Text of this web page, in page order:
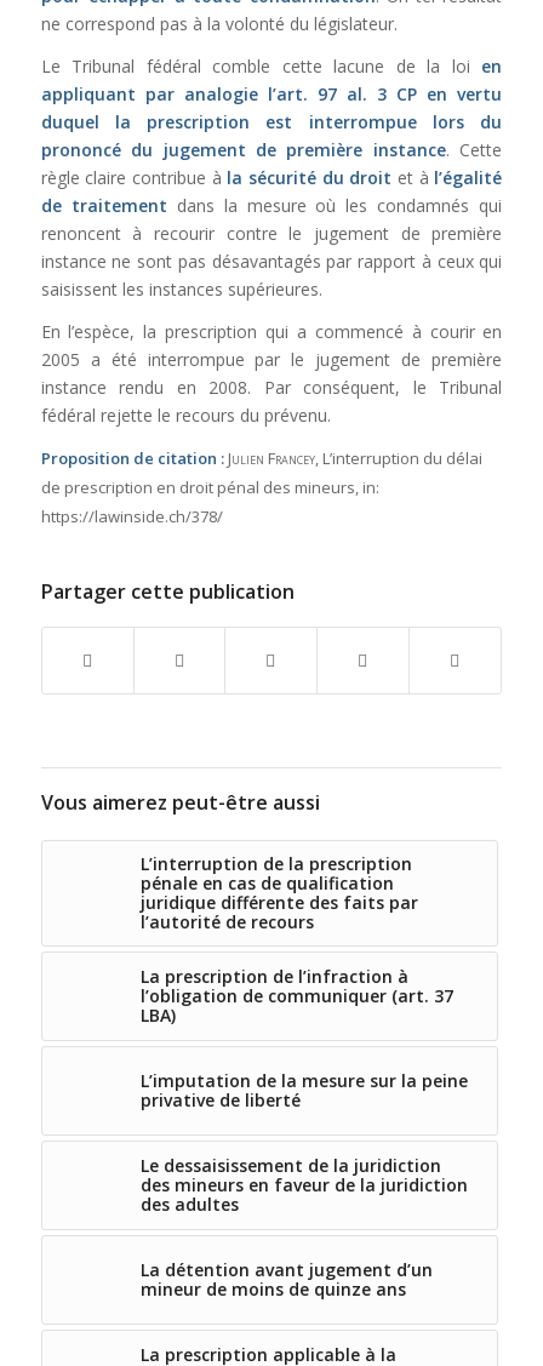
ne correspond pas à la volonté du législateur.
Le Tribunal fédéral comble cette lacune de la loi en
appliquant par analogie l’art. 97 al. 3 CP en vertu
duquel la prescription est interrompue lors du
prononcé du jugement de première instance. Cette
règle claire contribue à la sécurité du droit et à l’égalité
de traitement dans la mesure où les condamnés qui
renoncent à recourir contre le jugement de première
instance ne sont pas désavantagés par rapport à ceux qui
saisissent les instances supérieures.
En l’espèce, la prescription qui a commencé à courir en
2005 a été interrompue par le jugement de première
instance rendu en 2008. Par conséquent, le Tribunal
fédéral rejette le recours du prévenu.
Proposition de citation : Julien Francey, L’interruption du délai
de prescription en droit pénal des mineurs, in:
https://lawinside.ch/378/
Partager cette publication
Vous aimerez peut-être aussi
L’interruption de la prescription
pénale en cas de qualification
juridique différente des faits par
l’autorité de recours
La prescription de l’infraction à
l’obligation de communiquer (art. 37
LBA)
L’imputation de la mesure sur la peine
privative de liberté
Le dessaisissement de la juridiction
des mineurs en faveur de la juridiction
des adultes
La détention avant jugement d’un
mineur de moins de quinze ans
La prescription applicable à la